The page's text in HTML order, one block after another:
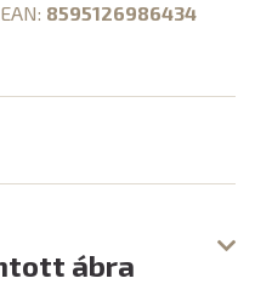
8595126986434
ábra